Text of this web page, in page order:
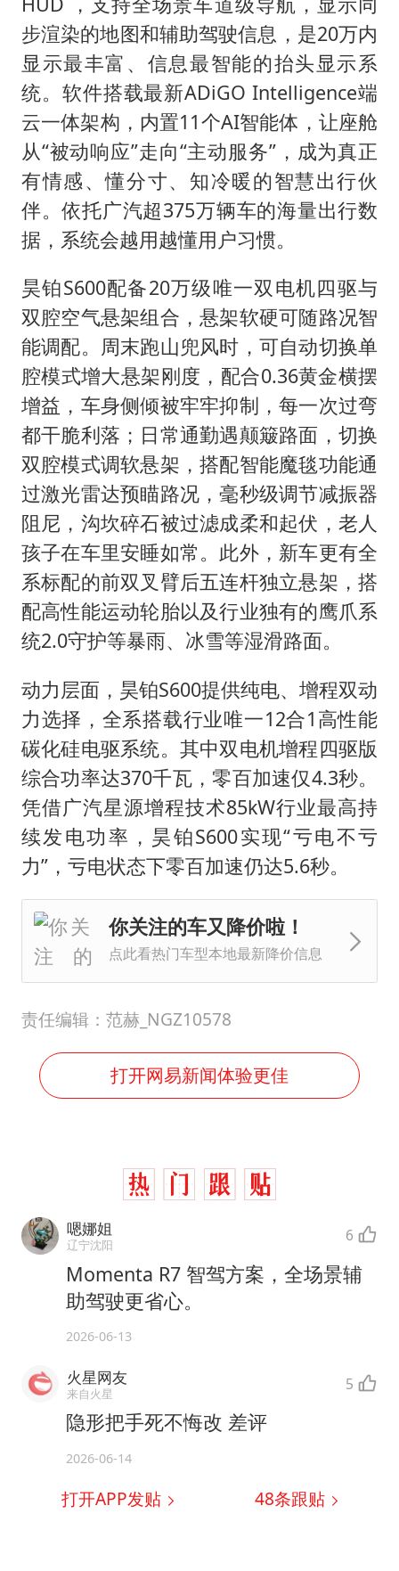
步渲染的地图和辅助驾驶信息，是20万内
显示最丰富、信息最智能的抬头显示系
统。软件搭载最新ADiGO Intelligence端
云一体架构，内置11个AI智能体，让座舱
从“被动响应”走向“主动服务”，成为真正
有情感、懂分寸、知冷暖的智慧出行伙
伴。依托广汽超375万辆车的海量出行数
据，系统会越用越懂用户习惯。
昊铂S600配备20万级唯一双电机四驱与
双腔空气悬架组合，悬架软硬可随路况智
能调配。周末跑山兜风时，可自动切换单
腔模式增大悬架刚度，配合0.36黄金横摆
增益，车身侧倾被牢牢抑制，每一次过弯
都干脆利落；日常通勤遇颠簸路面，切换
双腔模式调软悬架，搭配智能魔毯功能通
过激光雷达预瞄路况，毫秒级调节减振器
阻尼，沟坎碎石被过滤成柔和起伏，老人
孩子在车里安睡如常。此外，新车更有全
系标配的前双叉臂后五连杆独立悬架，搭
配高性能运动轮胎以及行业独有的鹰爪系
统2.0守护等暴雨、冰雪等湿滑路面。
动力层面，昊铂S600提供纯电、增程双动
力选择，全系搭载行业唯一12合1高性能
碳化硅电驱系统。其中双电机增程四驱版
综合功率达370千瓦，零百加速仅4.3秒。
凭借广汽星源增程技术85kW行业最高持
续发电功率，昊铂S600实现“亏电不亏
力”，亏电状态下零百加速仍达5.6秒。
你关注的车又降价啦！
点此看热门车型本地最新降价信息
责任编辑：范赫_NGZ10578
打开网易新闻体验更佳
嗯娜姐
辽宁沈阳 6
Momenta R7 智驾方案，全场景辅
助驾驶更省心。
2026-06-13
火星网友
来自火星 5
隐形把手死不悔改 差评
2026-06-14
打开APP发贴 48条跟贴